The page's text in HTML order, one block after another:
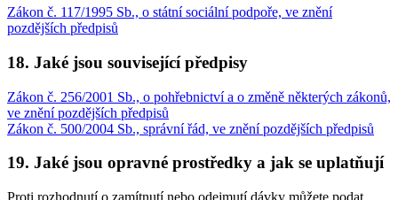
Zákon č. 117/1995 Sb., o státní sociální podpoře, ve znění
pozdějších předpisů
18. Jaké jsou související předpisy
Zákon č. 256/2001 Sb., o pohřebnictví a o změně některých zákonů,
ve znění pozdějších předpisů
Zákon č. 500/2004 Sb., správní řád, ve znění pozdějších předpisů
19. Jaké jsou opravné prostředky a jak se uplatňují